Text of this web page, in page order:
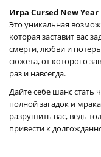
Игра Cursed New Year
Это уникальная
которая заставит вас
смерти, любви и
сюжета, от которого
раз и навсегда.
Дайте себе шанс стать
полной загадок и
разрушить вас, ведь
привести к